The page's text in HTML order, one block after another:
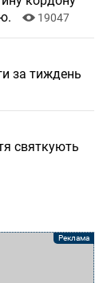
19047
за тиждень
святкують